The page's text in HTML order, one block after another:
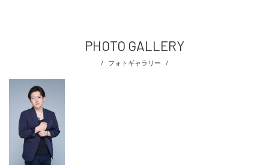
PHOTO GALLERY
フォトギャラリー